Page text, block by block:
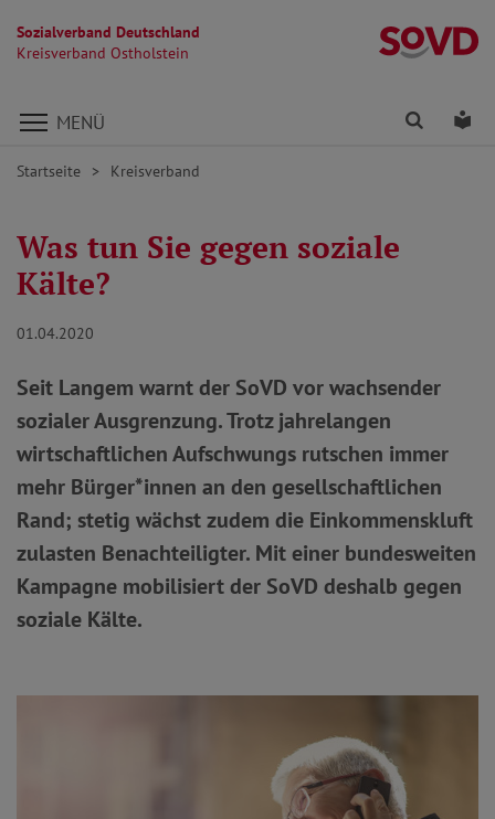
Sozialverband Deutschland
Kreisverband Ostholstein
Direkt zu den Inhalten springen
MENÜ Finden
Startseite Kreisverband
Was tun Sie gegen soziale
Kälte?
01.04.2020
Seit Langem warnt der SoVD vor wachsender
sozialer Ausgrenzung. Trotz jahrelangen
wirtschaftlichen Aufschwungs rutschen immer
mehr Bürger*innen an den gesellschaftlichen
Rand; stetig wächst zudem die Einkommenskluft
zulasten Benachteiligter. Mit einer bundesweiten
Kampagne mobilisiert der SoVD deshalb gegen
soziale Kälte.